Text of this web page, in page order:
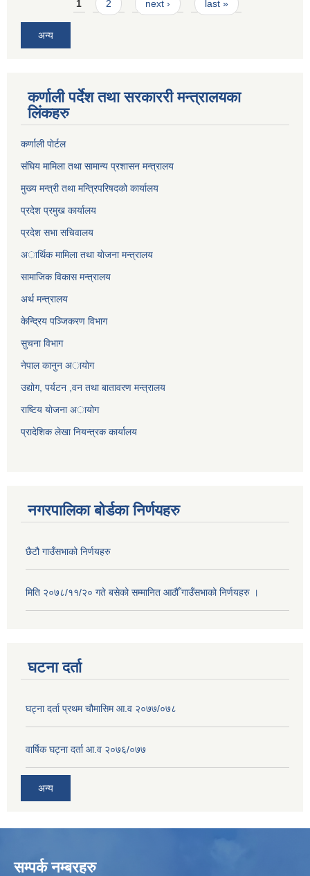
1 2 next › last »
अन्य
कर्णाली पर्देश तथा सरकाररी मन्त्रालयका
लिंकहरु
कर्णाली पाेर्टल
संघिय मामिला तथा सामान्य प्रशासन मन्त्रालय
मुख्य मन्त्री तथा मन्त्रिपरिषदको कार्यालय
प्रदेश प्रमुख कार्यालय
प्रदेश सभा सचिवालय
अार्थिक मामिला तथा याेजना मन्त्रालय
सामाजिक विकास मन्त्रालय
अर्थ मन्त्रालय
केन्द्रिय पञ्जिकरण विभाग
सुचना विभाग
नेपाल कानुन अायाेग
उद्योग, पर्यटन ,वन तथा बातावरण मन्त्रालय
राष्टिय याेजना अायोग
प्रादेशिक लेखा नियन्त्रक कार्यालय
नगरपालिका बोर्डका निर्णयहरु
छैटौ गाउँसभाको निर्णयहरु
मिति २०७८/११/२० गते बसेको सम्मानित आठौँ गाउँसभाको निर्णयहरु ।
घटना दर्ता
घट्ना दर्ता प्रथम चौमासिम आ.व २०७७/०७८
वार्षिक घट्ना दर्ता आ.व २०७६/०७७
अन्य
सम्पर्क नम्बरहरु